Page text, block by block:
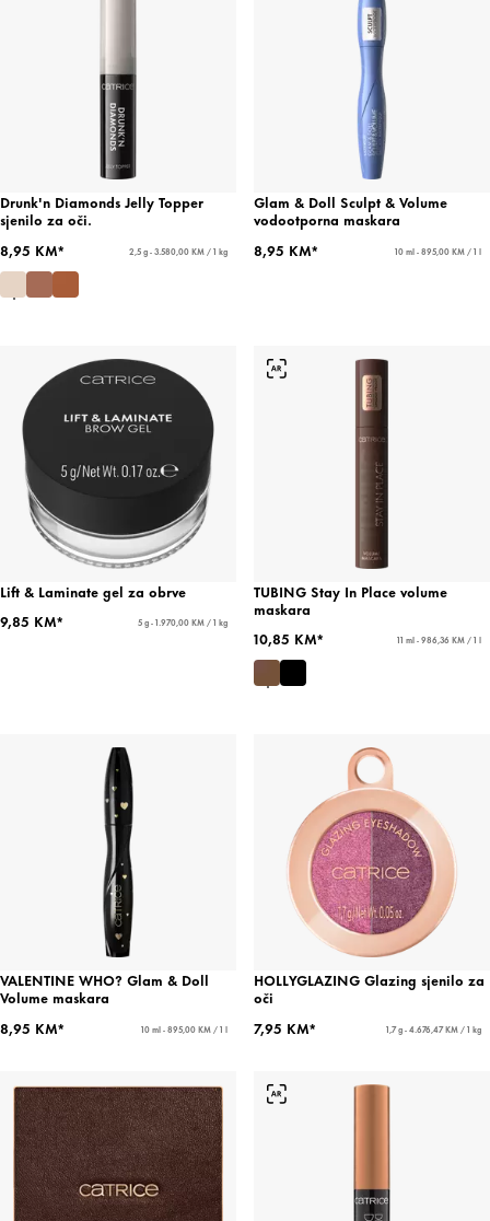
Drunk'n Diamonds Jelly Topper
sjenilo za oči.
8,95 KM*
2,5 g - 3.580,00 KM / 1 kg
Glam & Doll Sculpt & Volume
vodootporna maskara
8,95 KM*
10 ml - 895,00 KM / 1 l
Lift & Laminate gel za obrve
9,85 KM*
5 g - 1.970,00 KM / 1 kg
TUBING Stay In Place volume
maskara
10,85 KM*
11 ml - 986,36 KM / 1 l
VALENTINE WHO? Glam & Doll
Volume maskara
8,95 KM*
10 ml - 895,00 KM / 1 l
HOLLYGLAZING Glazing sjenilo za
oči
7,95 KM*
1,7 g - 4.676,47 KM / 1 kg